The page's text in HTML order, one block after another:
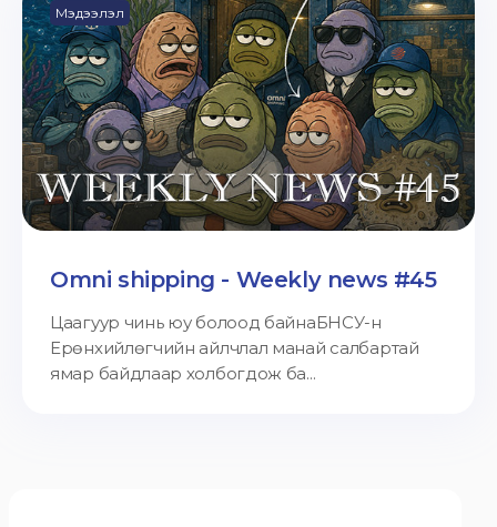
Мэдээлэл
Omni shipping - Weekly news #45
Цаагуур чинь юу болоод байнаБНСУ-н
Ерөнхийлөгчийн айлчлал манай салбартай
ямар байдлаар холбогдож ба...